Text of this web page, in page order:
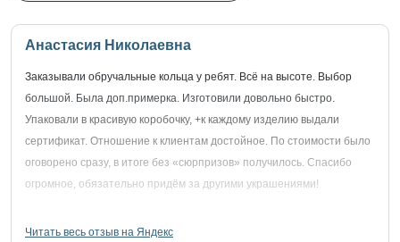
Анастасия Николаевна
Заказывали обручальные кольца у ребят. Всё на высоте. Выбор
большой. Была доп.примерка. Изготовили довольно быстро.
Упаковали в красивую коробочку, +к каждому изделию выдали
сертификат. Отношение к клиентам достойное. По стоимости было
оговорено сразу, в итоге без «сюрпризов» получилось. Спасибо
огромное, обязательно придём за другими украшениями!
Читать весь отзыв на Яндекс